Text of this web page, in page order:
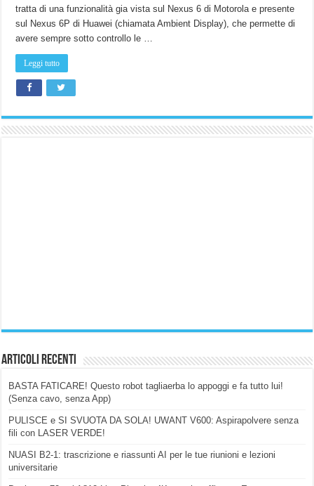
On”
del
display
tratta di una funzionalità gia vista sul Nexus 6 di Motorola e presente
sul Nexus 6P di Huawei (chiamata Ambient Display), che permette di
avere sempre sotto controllo le …
Leggi tutto
Articoli Recenti
BASTA FATICARE! Questo robot tagliaerba lo appoggi e fa tutto lui!
(Senza cavo, senza App)
PULISCE e SI SVUOTA DA SOLA! UWANT V600: Aspirapolvere senza
fili con LASER VERDE!
NUASI B2-1: trascrizione e riassunti AI per le tue riunioni e lezioni
universitarie